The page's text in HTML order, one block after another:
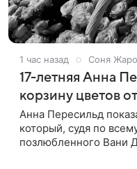
1 час назад Соня
17-летняя Анна
корзину цветов
Анна Пересильд
который, судя по
позлюбленного Вани